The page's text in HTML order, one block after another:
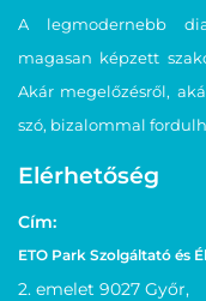
A legmodernebb
magasan képzett
Akár megelőzésről,
szó, bizalommal
Elérhetőség
Cím:
ETO Park Szolgáltató és
2. emelet 9027 Győr,